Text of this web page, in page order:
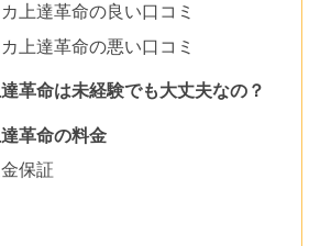
上達革命の良い口コミ
上達革命の悪い口コミ
革命は未経験でも大丈夫なの？
革命の料金
保証